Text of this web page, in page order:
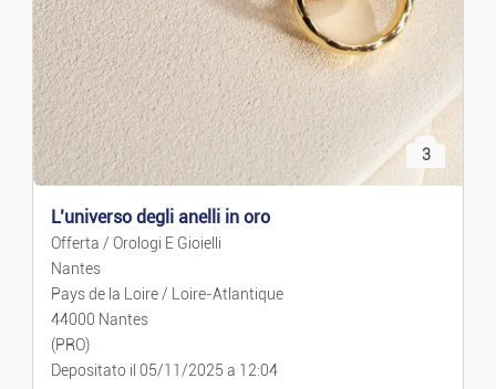
3
L’universo degli anelli in oro
Offerta / Orologi E Gioielli
Nantes
Pays de la Loire / Loire-Atlantique
44000 Nantes
(PRO)
Depositato il 05/11/2025 a 12:04